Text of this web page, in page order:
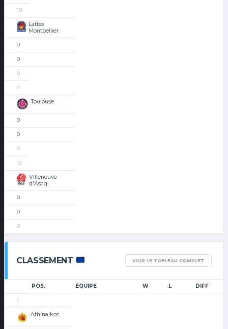
10
Lattes
Montpellier
0
0
0
11
Toulouse
0
0
0
12
Villeneuve
d'Ascq
0
0
0
CLASSEMENT VOIR LE TABLEAU COMPLET
POS. ÉQUIPE W L DIFF
1
Athinaikos